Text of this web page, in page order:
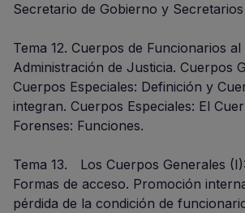
Secretario de Gobierno y
Tema 12. Cuerpos de Funcionarios
Administración de Justicia. Cuerpos
Cuerpos Especiales: Definición y
integran. Cuerpos Especiales: El
Forenses: Funciones.
Tema 13. Los Cuerpos Generales
Formas de acceso. Promoción
pérdida de la condición de